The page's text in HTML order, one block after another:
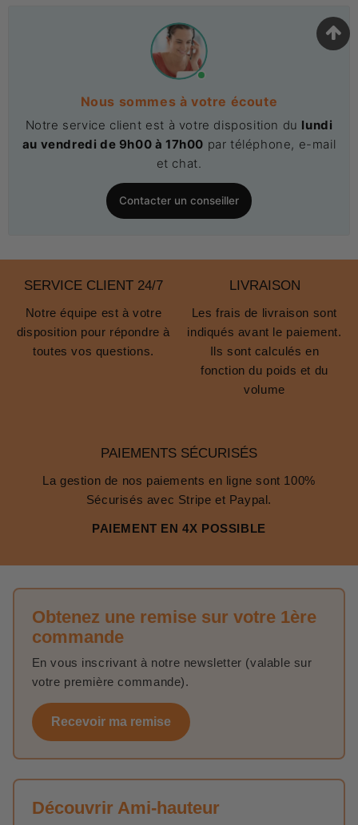
Nous sommes à votre écoute
Notre service client est à votre disposition du lundi
au vendredi de 9h00 à 17h00 par téléphone, e-mail
et chat.
Contacter un conseiller
SERVICE CLIENT 24/7
Notre équipe est à votre
disposition pour répondre à
toutes vos questions.
LIVRAISON
Les frais de livraison sont
indiqués avant le paiement.
Ils sont calculés en
fonction du poids et du
volume
PAIEMENTS SÉCURISÉS
La gestion de nos paiements en ligne sont 100%
Sécurisés avec Stripe et Paypal.
PAIEMENT EN 4X POSSIBLE
Obtenez une remise sur votre 1ère
commande
En vous inscrivant à notre newsletter (valable sur
votre première commande).
Recevoir ma remise
Découvrir Ami-hauteur